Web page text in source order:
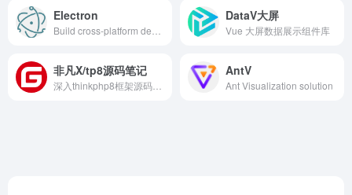
Electron DataV大屏
Vue 大屏数据展示组件库
非凡X/tp8源码笔记 AntV
Ant Visualization solution